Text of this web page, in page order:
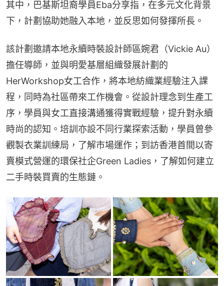
其中，巴基斯坦裔學員Eba分享指，在多元文化背景
下，計劃協助她融入本地，並反思如何發揮所長。
該計劃邀請本地永續時裝設計師區婉君（Vickie Au）
擔任導師，並與明愛基層組織發展計劃的
HerWorkshop女工合作，將本地紡織業經驗注入課
程，同時為社區帶來工作機會。從設計理念到生產工
序，學員與女工直接溝通獲得實戰經驗，提升對永續
時尚的認知。培訓亦設不同行業探索活動，學員曾參
觀製衣業訓練局，了解市場運作；到訪香港首間以寄
賣模式營運的環保社企Green Ladies，了解如何建立
二手時裝買賣的生態鏈。